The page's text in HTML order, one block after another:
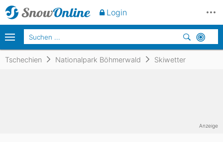
Tschechien Nationalpark Böhmerwald Skiwetter
Anzeige
Login